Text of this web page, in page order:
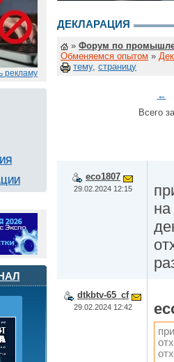
рекламу
ДЕКЛАРАЦИЯ
» Форум по
Обменяемся опытом »
тему, страницу
←
Всего
eco1807
29.02.2024 12:15
dtkbtv-65_cf
29.02.2024 12:42